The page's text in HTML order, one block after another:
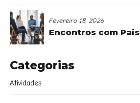
Fevereiro 18, 2026
Encontros com Pais
Categorias
Atividades